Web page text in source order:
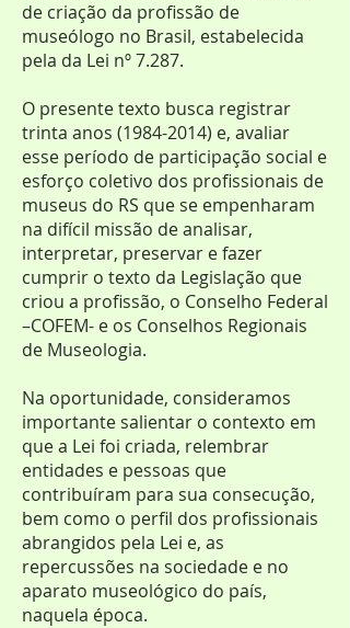
de criação da profissão de
museólogo no Brasil, estabelecida
pela da Lei nº 7.287.
O presente texto busca registrar
trinta anos (1984-2014) e, avaliar
esse período de participação social e
esforço coletivo dos profissionais de
museus do RS que se empenharam
na difícil missão de analisar,
interpretar, preservar e fazer
cumprir o texto da Legislação que
criou a profissão, o Conselho Federal
–COFEM- e os Conselhos Regionais
de Museologia.
Na oportunidade, consideramos
importante salientar o contexto em
que a Lei foi criada, relembrar
entidades e pessoas que
contribuíram para sua consecução,
bem como o perfil dos profissionais
abrangidos pela Lei e, as
repercussões na sociedade e no
aparato museológico do país,
naquela época.